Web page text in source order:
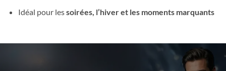
Idéal pour lessoirées, l’hiver et les moments marquants